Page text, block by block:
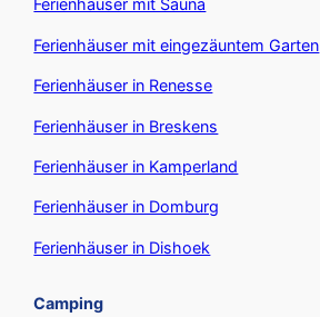
Ferienhäuser mit Sauna
Ferienhäuser mit eingezäuntem Garten
Ferienhäuser in Renesse
Ferienhäuser in Breskens
Ferienhäuser in Kamperland
Ferienhäuser in Domburg
Ferienhäuser in Dishoek
Camping